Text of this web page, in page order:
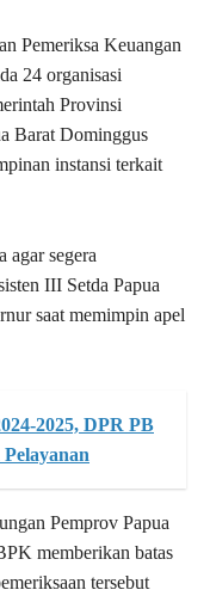
Pemeriksa Keuangan
24 organisasi
Provinsi
Barat Dominggus
instansi terkait
agar segera
III Setda Papua
saat memimpin apel
2025, DPR PB
Pemprov Papua
memberikan batas
tersebut